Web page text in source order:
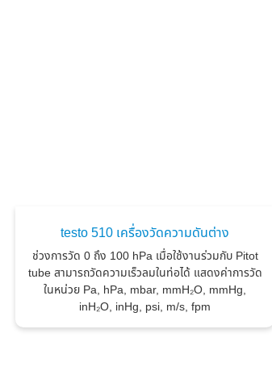
testo 510 เครื่องวัดความดันต่าง
ช่วงการวัด 0 ถึง 100 hPa เมื่อใช้งานร่วมกับ Pitot
tube สามารถวัดความเร็วลมในท่อได้ แสดงค่าการวัด
ในหน่วย Pa, hPa, mbar, mmH₂O, mmHg,
inH₂O, inHg, psi, m/s, fpm